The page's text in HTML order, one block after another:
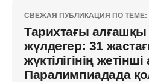
СВЕЖАЯ ПУБЛИКАЦИЯ ПО ТЕМЕ:
Тарихтағы алғашқы
жүлдегер: 31
жүктілігінің
Паралимпиадада